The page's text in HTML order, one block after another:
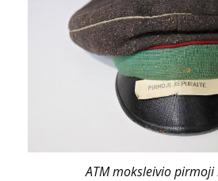
ATM moksleivio